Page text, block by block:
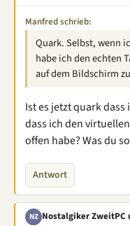
Manfred schrieb:
Quark. Selbst, wenn
habe ich den echten
auf dem Bildschirm
Ist es jetzt quark
dass ich den
offen habe? Was du
Antwort
NZ Nostalgiker ZweitPC